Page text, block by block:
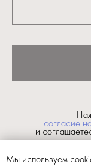
согласие
и
Мы используем